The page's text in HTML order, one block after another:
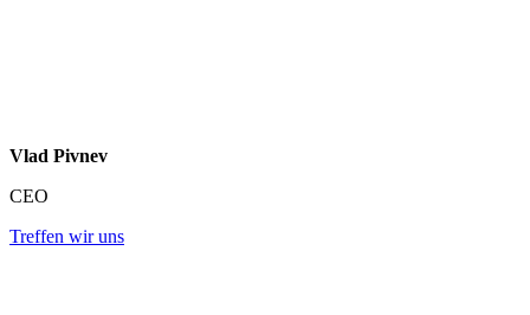
Vlad Pivnev
CEO
Treffen wir uns